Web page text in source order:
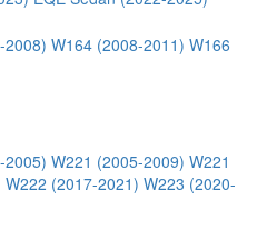
2008) W164 (2008-2011) W166
2005) W221 (2005-2009) W221
W222 (2017-2021) W223 (2020-